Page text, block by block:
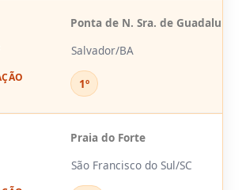
Ponta de N. Sra. de Guadalupe
Salvador/BA
1º
Praia do Forte
São Francisco do Sul/SC